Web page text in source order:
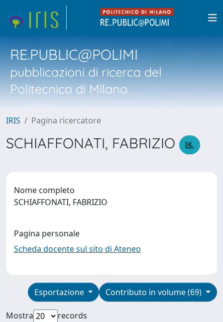
RE.PUBLIC@POLIMI
pubblicazioni di ricerca del
Politecnico di Milano
IRIS Pagina ricercatore
SCHIAFFONATI, FABRIZIO
Nome completo
SCHIAFFONATI, FABRIZIO
Pagina personale
Scheda docente sul sito di Ateneo
Contributo in volume (69)
Esportazione
Mostra
records